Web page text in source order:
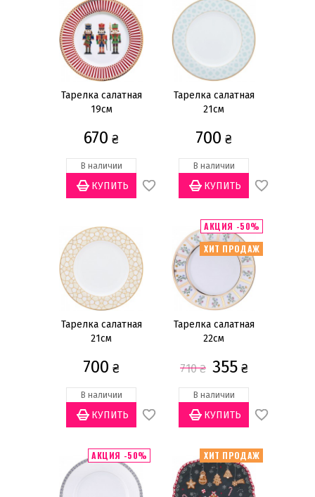
Да (56)
Нет (15)
Тарелка салатная
19см
670 ₴
В наличии
Тарелка салатная
21см
700 ₴
В наличии
Тарелка салатная
21см
700 ₴
В наличии
ХИТ ПРОДАЖ
АКЦИЯ -50%
Тарелка салатная
22см
710₴ 355₴
В наличии
АКЦИЯ -50% ХИТ ПРОДАЖ